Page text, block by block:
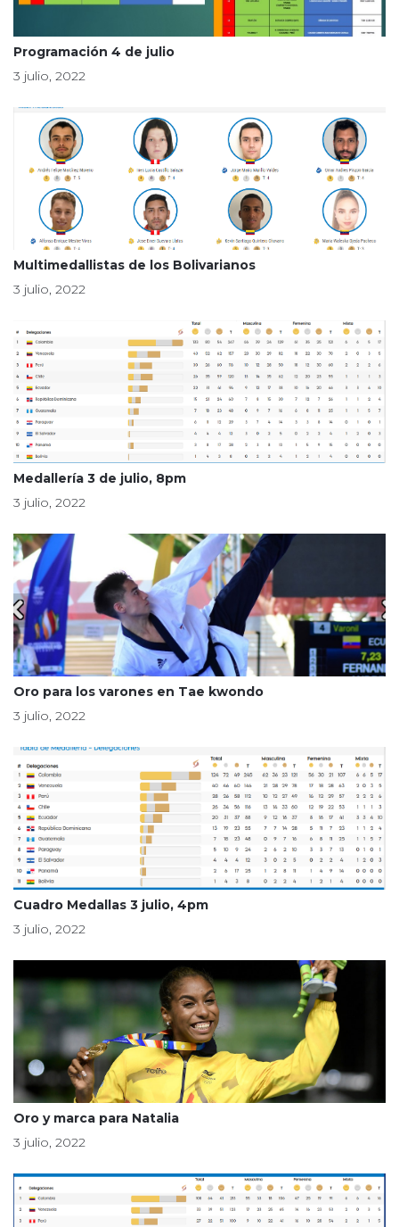
Programación 4 de julio
3 julio, 2022
Multimedallistas de los Bolivarianos
3 julio, 2022
Medallería 3 de julio, 8pm
3 julio, 2022
Oro para los varones en Tae kwondo
3 julio, 2022
Cuadro Medallas 3 julio, 4pm
3 julio, 2022
Oro y marca para Natalia
3 julio, 2022